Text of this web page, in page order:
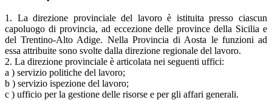
1. La direzione provinciale del lavoro è istituita presso ciascun
capoluogo di provincia, ad eccezione delle province della Sicilia e
del Trentino-Alto Adige. Nella Provincia di Aosta le funzioni ad
essa attribuite sono svolte dalla direzione regionale del lavoro.
2. La direzione provinciale è articolata nei seguenti uffici:
a ) servizio politiche del lavoro;
b ) servizio ispezione del lavoro;
c ) ufficio per la gestione delle risorse e per gli affari generali.